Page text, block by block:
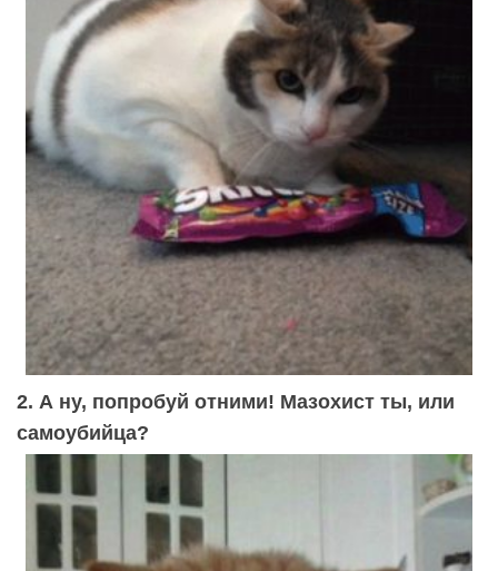
2. А ну, попробуй отними! Мазохист ты, или
самоубийца?